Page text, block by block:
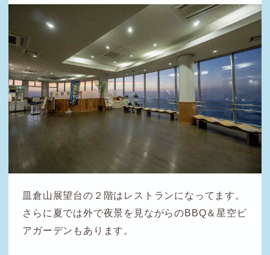
皿倉山展望台の２階はレストランになってます。
さらに夏では外で夜景を見ながらのBBQ＆星空ビ
アガーデンもあります。